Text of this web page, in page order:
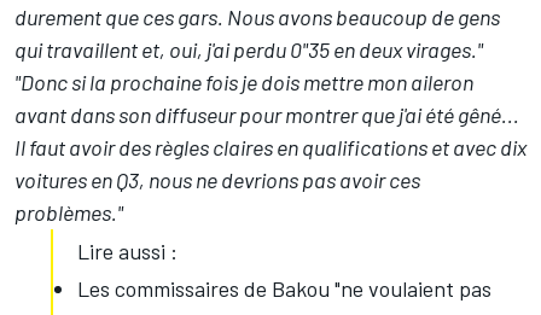
durement que ces gars. Nous avons beaucoup de gens
qui travaillent et, oui, j'ai perdu 0"35 en deux virages."
"Donc si la prochaine fois je dois mettre mon aileron
avant dans son diffuseur pour montrer que j'ai été gêné...
Il faut avoir des règles claires en qualifications et avec dix
voitures en Q3, nous ne devrions pas avoir ces
problèmes."
Lire aussi :
Les commissaires de Bakou "ne voulaient pas